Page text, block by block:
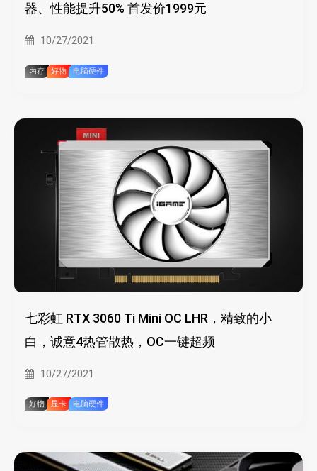
器、性能提升50% 首发价1999元
10/27/2021
内存 好物 电脑硬件
七彩虹 RTX 3060 Ti Mini OC LHR，精致的小
白，诚意4热管散热，OC一键超频
10/27/2021
好物 显卡 电脑硬件